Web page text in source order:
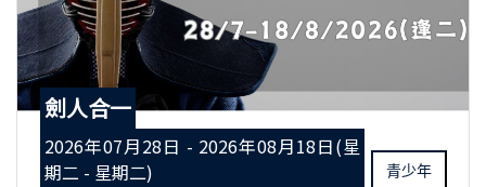
劍人合一
2026年07月28日 - 2026年08月18日(星
期二 - 星期二)
青少年